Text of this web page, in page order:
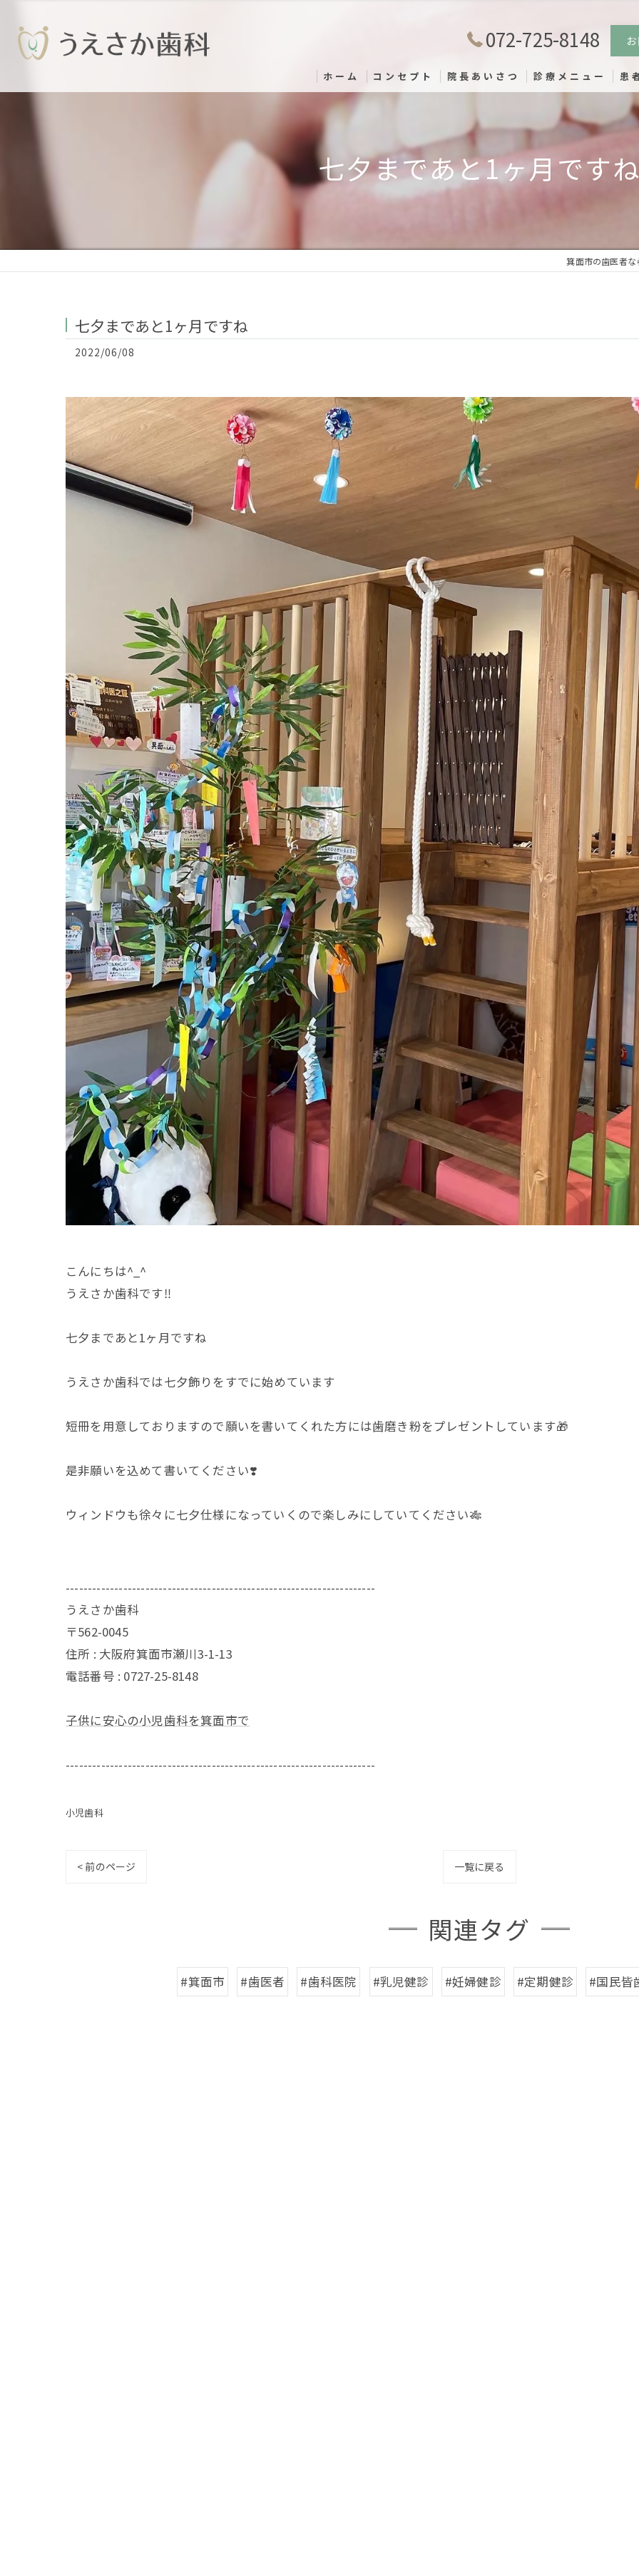
072-725-8148
ホーム コンセプト 院長あいさつ 診療メニュー 患
七夕まであと1ヶ月ですね
箕面市の歯医者
七夕まであと1ヶ月ですね
2022/06/08
こんにちは^_^
うえさか歯科です‼️
七夕まであと1ヶ月ですね
うえさか歯科では七夕飾りをすでに始めています
短冊を用意しておりますので願いを書いてくれた方には歯磨き粉をプレゼントしています🎁
是非願いを込めて書いてください❣️
ウィンドウも徐々に七夕仕様になっていくので楽しみにしていてください🎋
----------------------------------------------------------------------
うえさか歯科
〒562-0045
住所 : 大阪府箕面市瀬川3-1-13
電話番号 : 0727-25-8148
子供に安心の小児歯科を箕面市で
----------------------------------------------------------------------
小児歯科
< 前のページ 一覧に戻る
関連タグ
#箕面市 #歯医者 #歯科医院 #乳児健診 #妊婦健診 #定期健診 #国民皆